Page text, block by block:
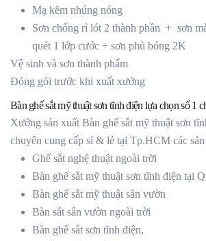
Mạ kẽm nhúng nóng
Sơn chống rỉ lót 2 thành phần + sơn
quét 1 lớp cước + sơn phủ bóng 2K
Vệ sinh và sơn thành phẩm
Đóng gói trước khi xuất xưởng
Bàn ghế sắt mỹ thuật sơn tĩnh điện lựa chọn số 1
Xưởng sản xuất Bàn ghế sắt mỹ thuật sơn
chuyên cung cấp sỉ & lẻ tại Tp.HCM các sản
Ghế sắt nghệ thuật ngoài trời
Bàn ghế sắt mỹ thuật sơn tĩnh điện tại
Bàn ghế sắt mỹ thuật sân vườn
Bàn sắt sân vườn ngoài trời
Bàn ghế sắt sơn tĩnh điện,